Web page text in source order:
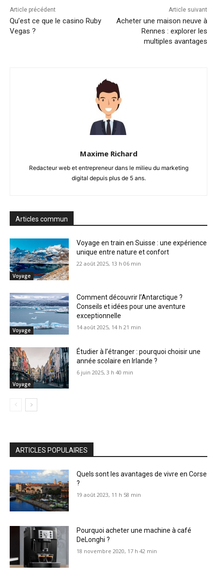
Article précédent
Qu’est ce que le casino Ruby
Vegas ?
Article suivant
Acheter une maison neuve à
Rennes : explorer les
multiples avantages
Maxime Richard
Redacteur web et entrepreneur dans le milieu du marketing
digital depuis plus de 5 ans.
Articles commun
Voyage
Voyage en train en Suisse : une expérience
unique entre nature et confort
22 août 2025, 13 h 06 min
Voyage
Comment découvrir l’Antarctique ?
Conseils et idées pour une aventure
exceptionnelle
14 août 2025, 14 h 21 min
Voyage
Étudier à l’étranger : pourquoi choisir une
année scolaire en Irlande ?
6 juin 2025, 3 h 40 min
ARTICLES POPULAIRES
Quels sont les avantages de vivre en Corse
?
19 août 2023, 11 h 58 min
Pourquoi acheter une machine à café
DeLonghi ?
18 novembre 2020, 17 h 42 min